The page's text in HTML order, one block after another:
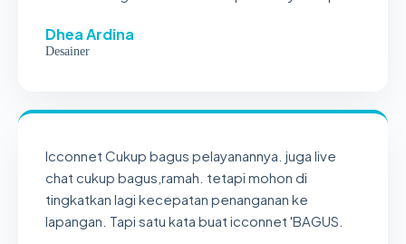
Dhea Ardina
Desainer
Icconnet Cukup bagus pelayanannya. juga live
chat cukup bagus,ramah. tetapi mohon di
tingkatkan lagi kecepatan penanganan ke
lapangan. Tapi satu kata buat icconnet 'BAGUS.